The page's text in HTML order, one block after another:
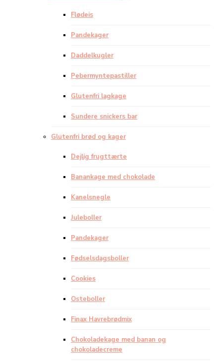
Flødeis
Pandekager
Daddelkugler
Pebermyntepastiller
Glutenfri lagkage
Sundere snickers bar
Glutenfri brød og kager
Dejlig frugttærte
Banankage med chokolade
Kanelsnegle
Juleboller
Pandekager
Fødselsdagsboller
Cookies
Osteboller
Finax Havrebrødmix
Chokoladekage med banan og
chokoladecreme